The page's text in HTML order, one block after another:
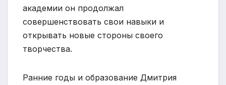
академии он продолжал
совершенствовать свои навыки и
открывать новые стороны своего
творчества.
Ранние годы и образование Дмитрия